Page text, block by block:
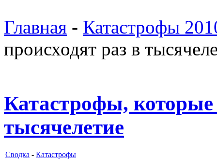
Главная - Катастрофы
происходят раз в
Катастрофы, которые
тысячелетие
Сводка - Катастрофы